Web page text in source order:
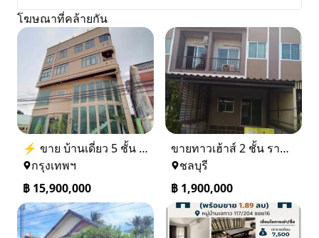
โฆษณาที่คล้ายกัน
⚡ ขาย บ้านเดี่ยว 5 ชั้น ซอย ประชาชื่น 14 ใกล้ BTS
กรุงเทพฯ
฿ 15,900,000
ขายทาวเฮ้าส์ 2 ชั้น ราคา 1.9 ล้านบาท ที่อยู่ ศรีราชา ชลบุรี
ชลบุรี
฿ 1,900,000